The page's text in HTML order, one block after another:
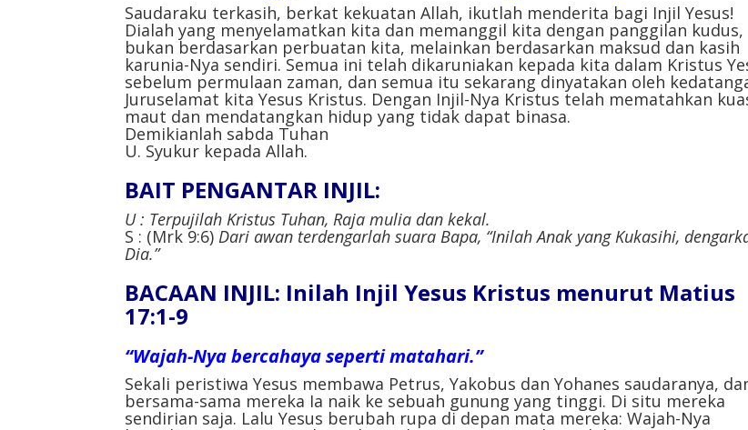
Saudaraku terkasih, berkat kekuatan Allah, ikutlah menderita bagi Injil Yesus!
Dialah yang menyelamatkan kita dan memanggil kita dengan panggilan kudus,
bukan berdasarkan perbuatan kita, melainkan berdasarkan maksud dan kasih
karunia-Nya sendiri. Semua ini telah dikaruniakan kepada kita dalam Kristus
sebelum permulaan zaman, dan semua itu sekarang dinyatakan oleh
Juruselamat kita Yesus Kristus. Dengan Injil-Nya Kristus telah mematahkan
maut dan mendatangkan hidup yang tidak dapat binasa.
Demikianlah sabda Tuhan
U. Syukur kepada Allah.
BAIT PENGANTAR INJIL:
U : Terpujilah Kristus Tuhan, Raja mulia dan kekal.
S : (Mrk 9:6) Dari awan terdengarlah suara Bapa, “Inilah Anak yang Kukasihi,
Dia.”
BACAAN INJIL: Inilah Injil Yesus Kristus menurut Matius
17:1-9
“Wajah-Nya bercahaya seperti matahari.”
Sekali peristiwa Yesus membawa Petrus, Yakobus dan Yohanes saudaranya,
bersama-sama mereka Ia naik ke sebuah gunung yang tinggi. Di situ mereka
sendirian saja. Lalu Yesus berubah rupa di depan mata mereka: Wajah-Nya